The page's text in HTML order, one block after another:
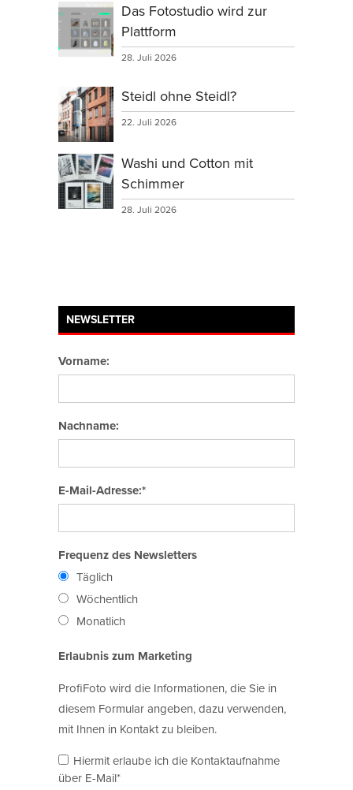
Das Fotostudio wird zur
Plattform
28. Juli 2026
Steidl ohne Steidl?
22. Juli 2026
Washi und Cotton mit
Schimmer
28. Juli 2026
NEWSLETTER
Vorname:
Nachname:
E-Mail-Adresse:*
Frequenz des Newsletters
Täglich
Wöchentlich
Monatlich
Erlaubnis zum Marketing
ProfiFoto wird die Informationen, die Sie in
diesem Formular angeben, dazu verwenden,
mit Ihnen in Kontakt zu bleiben.
Hiermit erlaube ich die Kontaktaufnahme
über E-Mail*